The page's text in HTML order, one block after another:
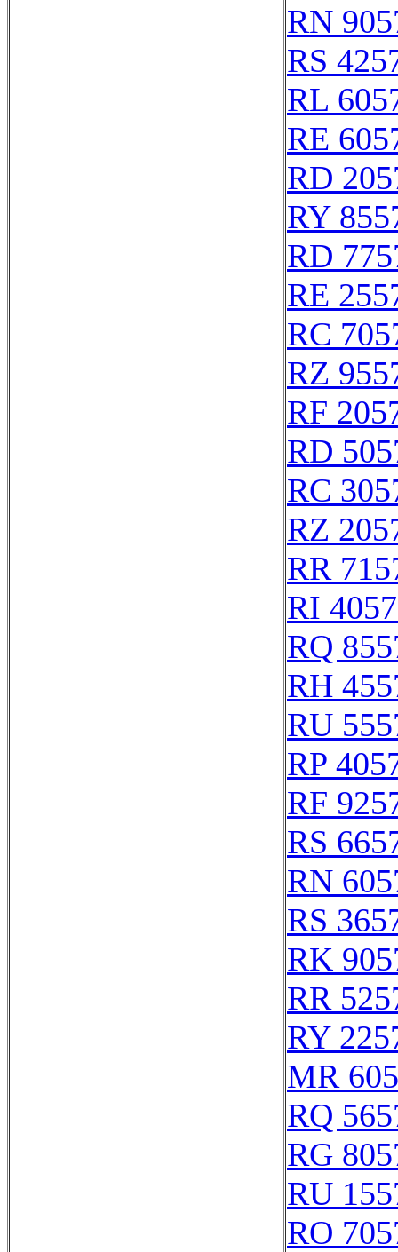
RN
RS
RL
RE
RD
RY
RD
RE
RC
RZ
RF
RD
RC
RZ
RR
RI
RQ
RH
RU
RP
RF
RS
RN
RS
RK
RR
RY
MR
RQ
RG
RU
RO